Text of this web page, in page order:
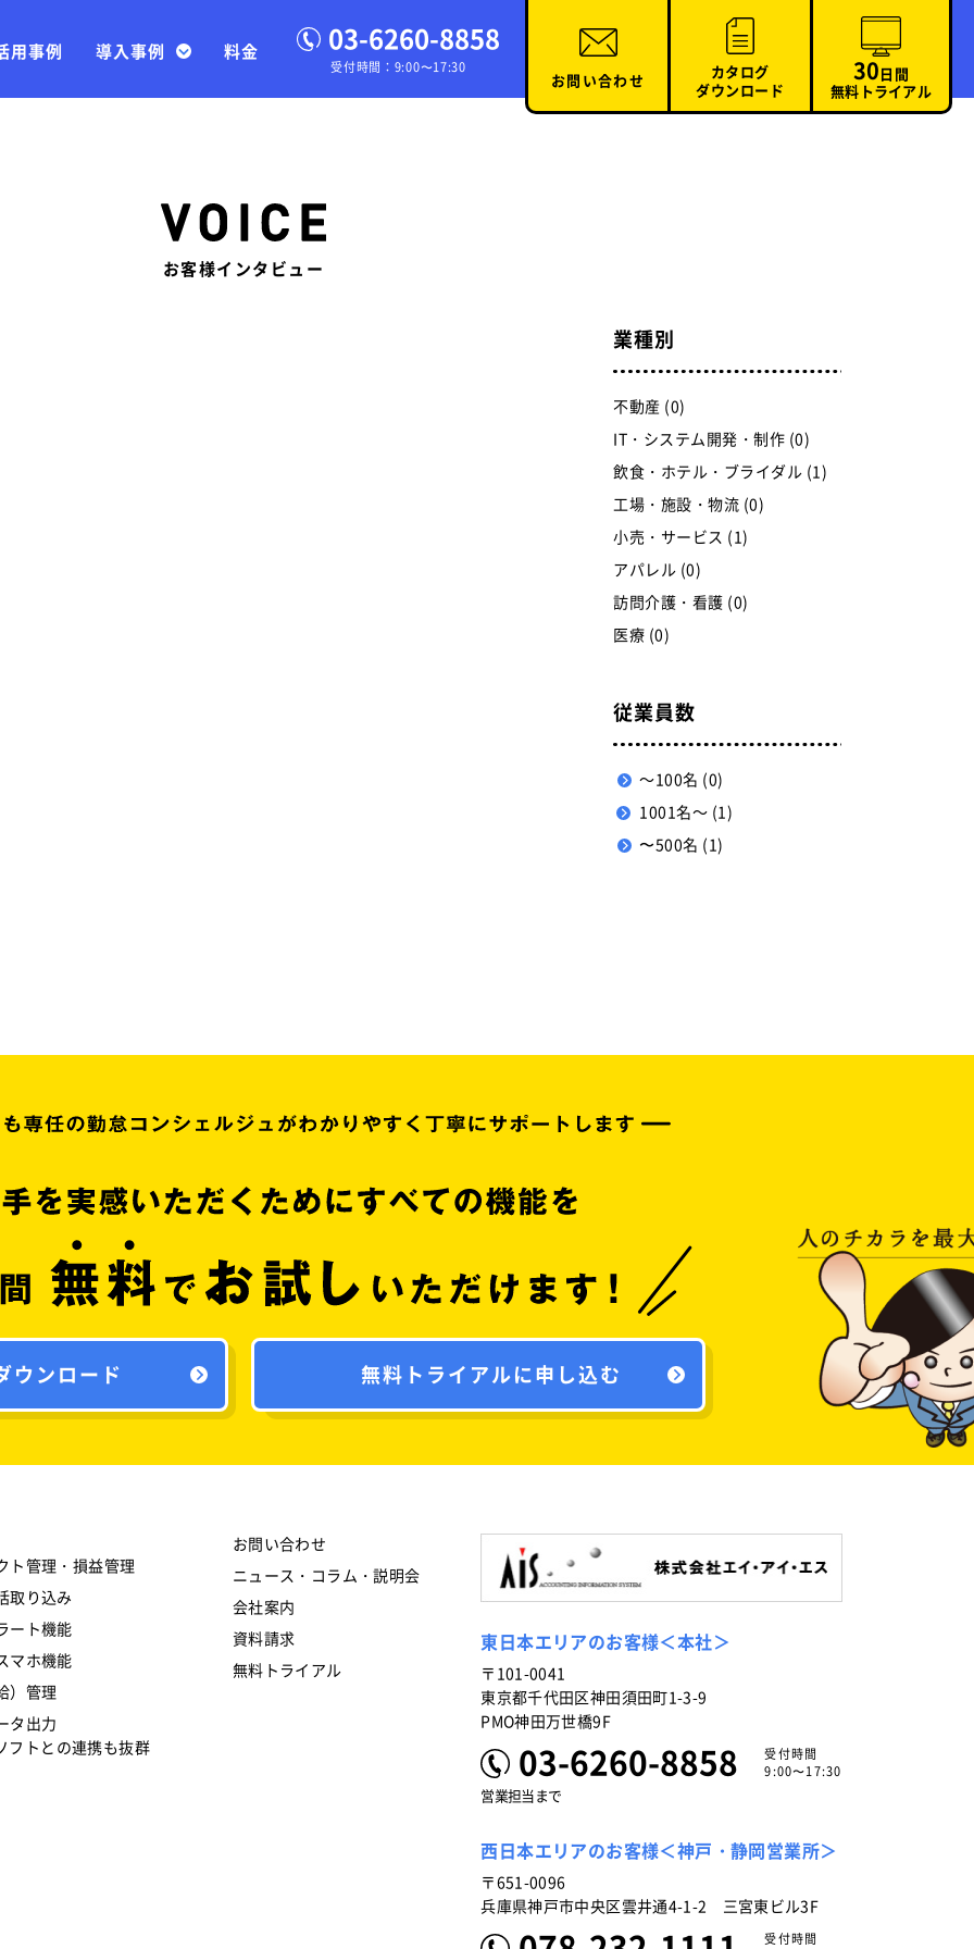
用事例 導入事例 料金 03-6260-8858
受付時間：9:00〜17:30
お問い合わせ
カタログ
ダウンロード
30 日間
無料トライアル
お客様インタビュー
業種別
不動産 (0)
IT・システム開発・制作 (0)
飲食・ホテル・ブライダル (1)
工場・施設・物流 (0)
小売・サービス (1)
アパレル (0)
訪問介護・看護 (0)
医療 (0)
従業員数
～100名 (0)
1001名～ (1)
〜500名 (1)
ウンロード 無料トライアルに申し込む
ト管理・損益管理
取り込み
ート機能
マホ機能
）管理
タ出力
トとの連携も抜群
お問い合わせ
ニュース・コラム・説明会
会社案内
資料請求
無料トライアル
東日本エリアのお客様＜本社＞
〒101-0041
東京都千代田区神田須田町1-3-9
PMO神田万世橋9F
03-6260-8858
受付時間
9:00〜17:30
営業担当まで
西日本エリアのお客様＜神戸・静岡営業所＞
〒651-0096
兵庫県神戸市中央区雲井通4-1-2 三宮東ビル3F
受付時間